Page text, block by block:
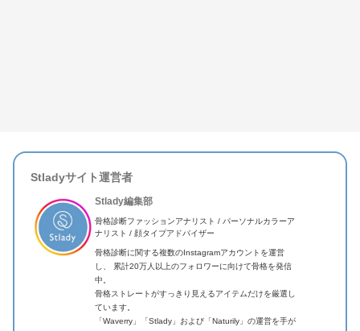
Stladyサイト運営者
Stlady編集部
骨格診断ファッションアナリスト / パーソナルカラーア
ナリスト / 顔タイプアドバイザー
骨格診断に関する複数のInstagramアカウントを運営
し、 累計20万人以上のフォロワーに向けて骨格を発信
中。
骨格ストレートがすっきり見えるアイテムだけを厳選し
ています。
「Waverry」「Stlady」および「Naturily」の運営を手が